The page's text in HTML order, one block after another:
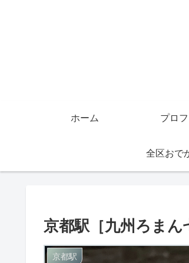
ホーム プロ
全区おで
京都駅［九州ろま
京都駅